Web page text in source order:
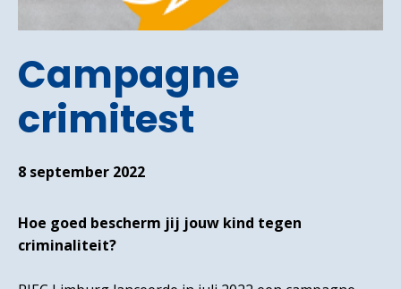
Campagne
crimitest
8 september 2022
Hoe goed bescherm jij jouw kind tegen
criminaliteit?